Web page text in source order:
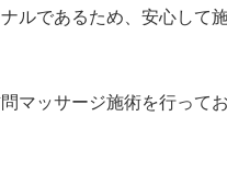
ルであるため、安心して
マッサージ施術を行って